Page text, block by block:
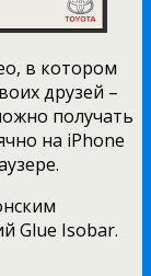
в котором
друзей –
получать
на iPhone
Glue Isobar.